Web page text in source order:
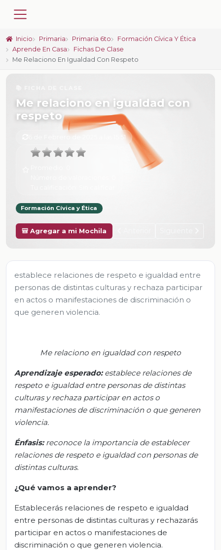
Inicio Primaria Primaria 6to
Formación Cívica Y Ética
Aprende En Casa
Fichas De Clase
Me Relaciono En Igualdad Con Respeto
Me relaciono en igualdad con
respeto
6 de Febrero de 2025 a las 15:51
Formación Cívica y Ética
🎒 Agregar a mi Mochila
establece relaciones de respeto e igualdad entre
personas de distintas culturas y rechaza participar
en actos o manifestaciones de discriminación o
que generen violencia.
Me relaciono en igualdad con respeto
Aprendizaje esperado:establece relaciones de
respeto e igualdad entre personas de distintas
culturas y rechaza participar en actos o
manifestaciones de discriminación o que generen
violencia.
Énfasis: reconoce la importancia de establecer
relaciones de respeto e igualdad con personas de
distintas culturas.
¿Qué vamos a aprender?
Establecerás relaciones de respeto e igualdad
entre personas de distintas culturas y rechazarás
participar en actos o manifestaciones de
discriminación o que generen violencia.